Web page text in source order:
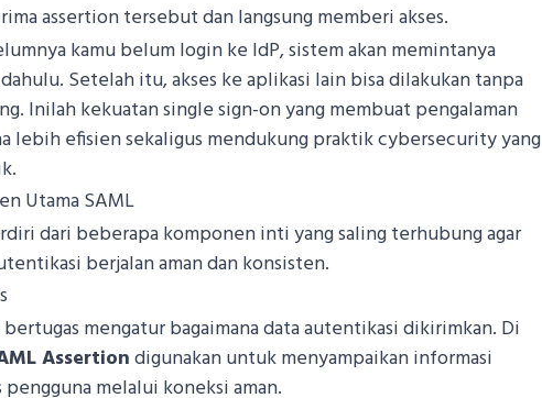
assertion tersebut dan langsung memberi akses.
kamu belum login ke IdP, sistem akan memintanya
Setelah itu, akses ke aplikasi lain bisa dilakukan tanpa
Inilah kekuatan single sign-on yang membuat pengalaman
lebih efisien sekaligus mendukung praktik cybersecurity yang
Utama SAML
dari beberapa komponen inti yang saling terhubung agar
berjalan aman dan konsisten.
mengatur bagaimana data autentikasi dikirimkan. Di
Assertiondigunakan untuk menyampaikan informasi
melalui koneksi aman.